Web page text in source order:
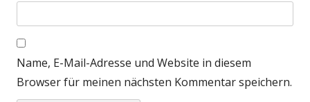
Name, E-Mail-Adresse und Website in diesem
Browser für meinen nächsten Kommentar speichern.